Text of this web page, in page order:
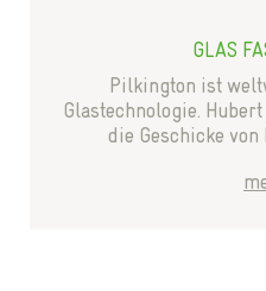
GLAS
Pilkington ist
Glastechnologie.
die Geschicke